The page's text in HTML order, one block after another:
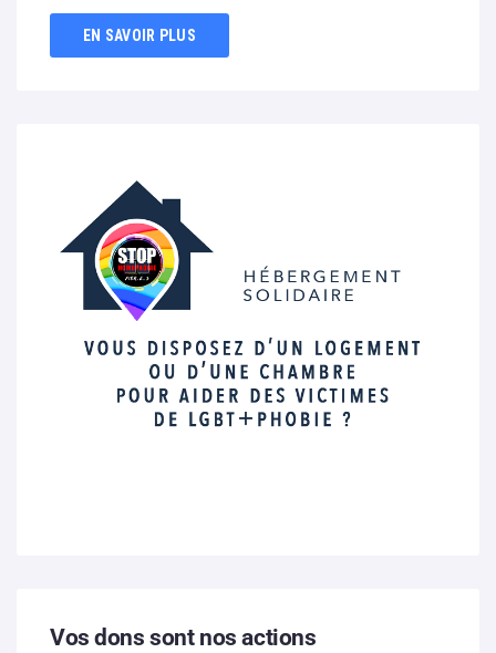
EN SAVOIR PLUS
Vos dons sont nos actions